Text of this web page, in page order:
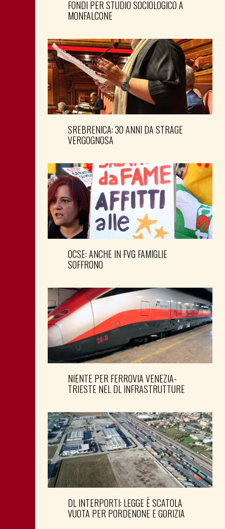
FONDI PER STUDIO SOCIOLOGICO A
MONFALCONE
SREBRENICA: 30 ANNI DA STRAGE
VERGOGNOSA
OCSE: ANCHE IN FVG FAMIGLIE
SOFFRONO
NIENTE PER FERROVIA VENEZIA-
TRIESTE NEL DL INFRASTRUTTURE
DL INTERPORTI: LEGGE È SCATOLA
VUOTA PER PORDENONE E GORIZIA